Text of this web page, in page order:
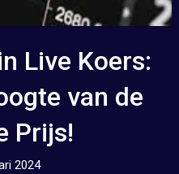
Live Koers:
van de
Prijs!
2024